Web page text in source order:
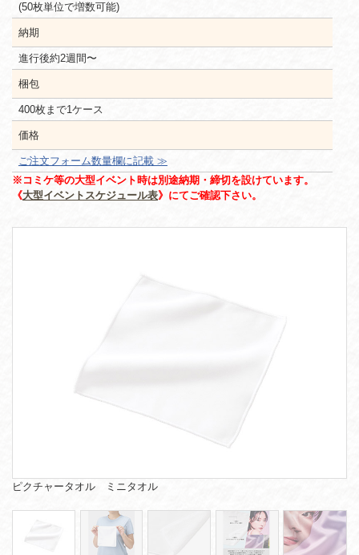
(50枚単位で増数可能)
納期
進行後約2週間〜
梱包
400枚まで1ケース
価格
ご注文フォーム数量欄に記載 ≫
※コミケ等の大型イベント時は別途納期・締切を設けています。
《大型イベントスケジュール表》にてご確認下さい。
ピクチャータオル ミニタオル